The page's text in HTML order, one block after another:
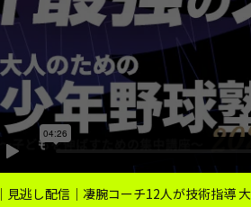
｜見逃し配信｜凄腕コーチ12人が技術指導